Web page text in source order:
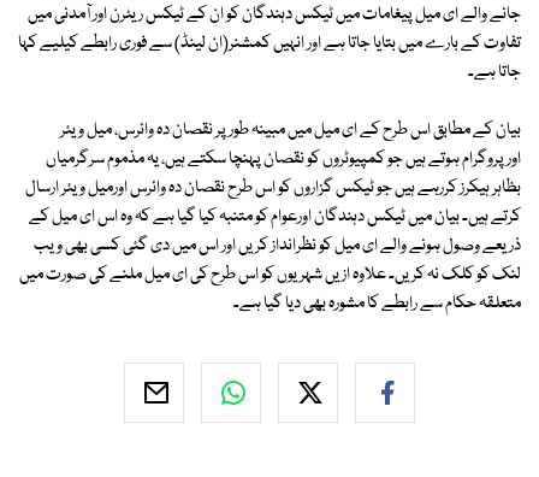
جانے والے ای میل پیغامات میں ٹیکس دہندگان کو ان کے ٹیکس ریٹرن اور آمدنی میں
تفاوت کے بارے میں بتایا جاتا ہے اور انہیں کمشنر(ان لینڈ) سے فوری رابطے کیلیے کہا
جاتا ہے۔
بیان کے مطابق اس طرح کے ای میل میں مبینہ طورپر نقصان دہ وائرس، میل ویئر
اورپروگرام ہوتے ہیں جو کمپیوٹروں کو نقصان پہنچا سکتے ہیں، یہ مذموم سرگرمیاں
بظاہر ہیکرز کررہے ہیں جو ٹیکس گزاروں کو اس طرح نقصان دہ وائرس اورمیل ویئر ارسال
کرتے ہیں۔ بیان میں ٹیکس دہندگان اورعوام کو متنبہ کیا گیا ہے کہ وہ اس ای میل کے
ذریعے وصول ہونے والے ای میل کو نظرانداز کریں اور اس میں دی گئی کسی بھی ویب
لنک کو کلک نہ کریں۔ علاوہ ازیں شہریوں کو اس طرح کی ای میل ملنے کی صورت میں
متعلقہ حکام سے رابطے کا مشورہ بھی دیا گیا ہے۔